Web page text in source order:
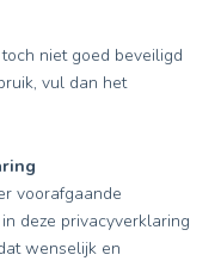
niet goed beveiligd
vul dan het
voorafgaande
deze privacyverklaring
wenselijk en